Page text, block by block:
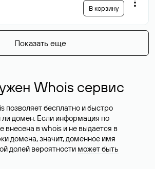
В корзину
Показать еще
Whois сервис
позволяет бесплатно и быстро
ли домен. Если информация по
внесена в whois и не выдается в
домена, значит, доменное имя
долей вероятности может быть